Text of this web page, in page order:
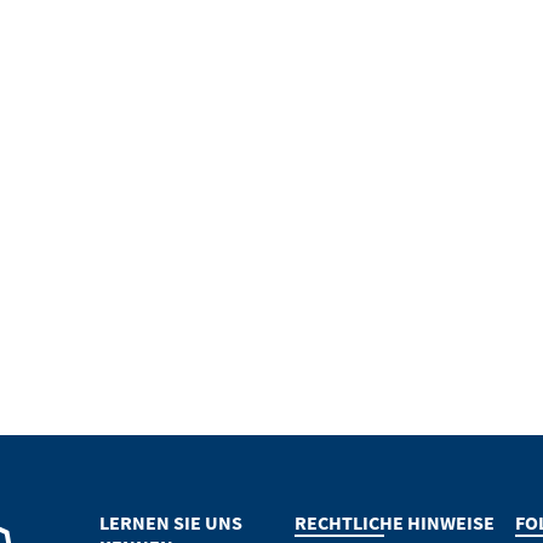
LERNEN SIE UNS
RECHTLICHE HINWEISE